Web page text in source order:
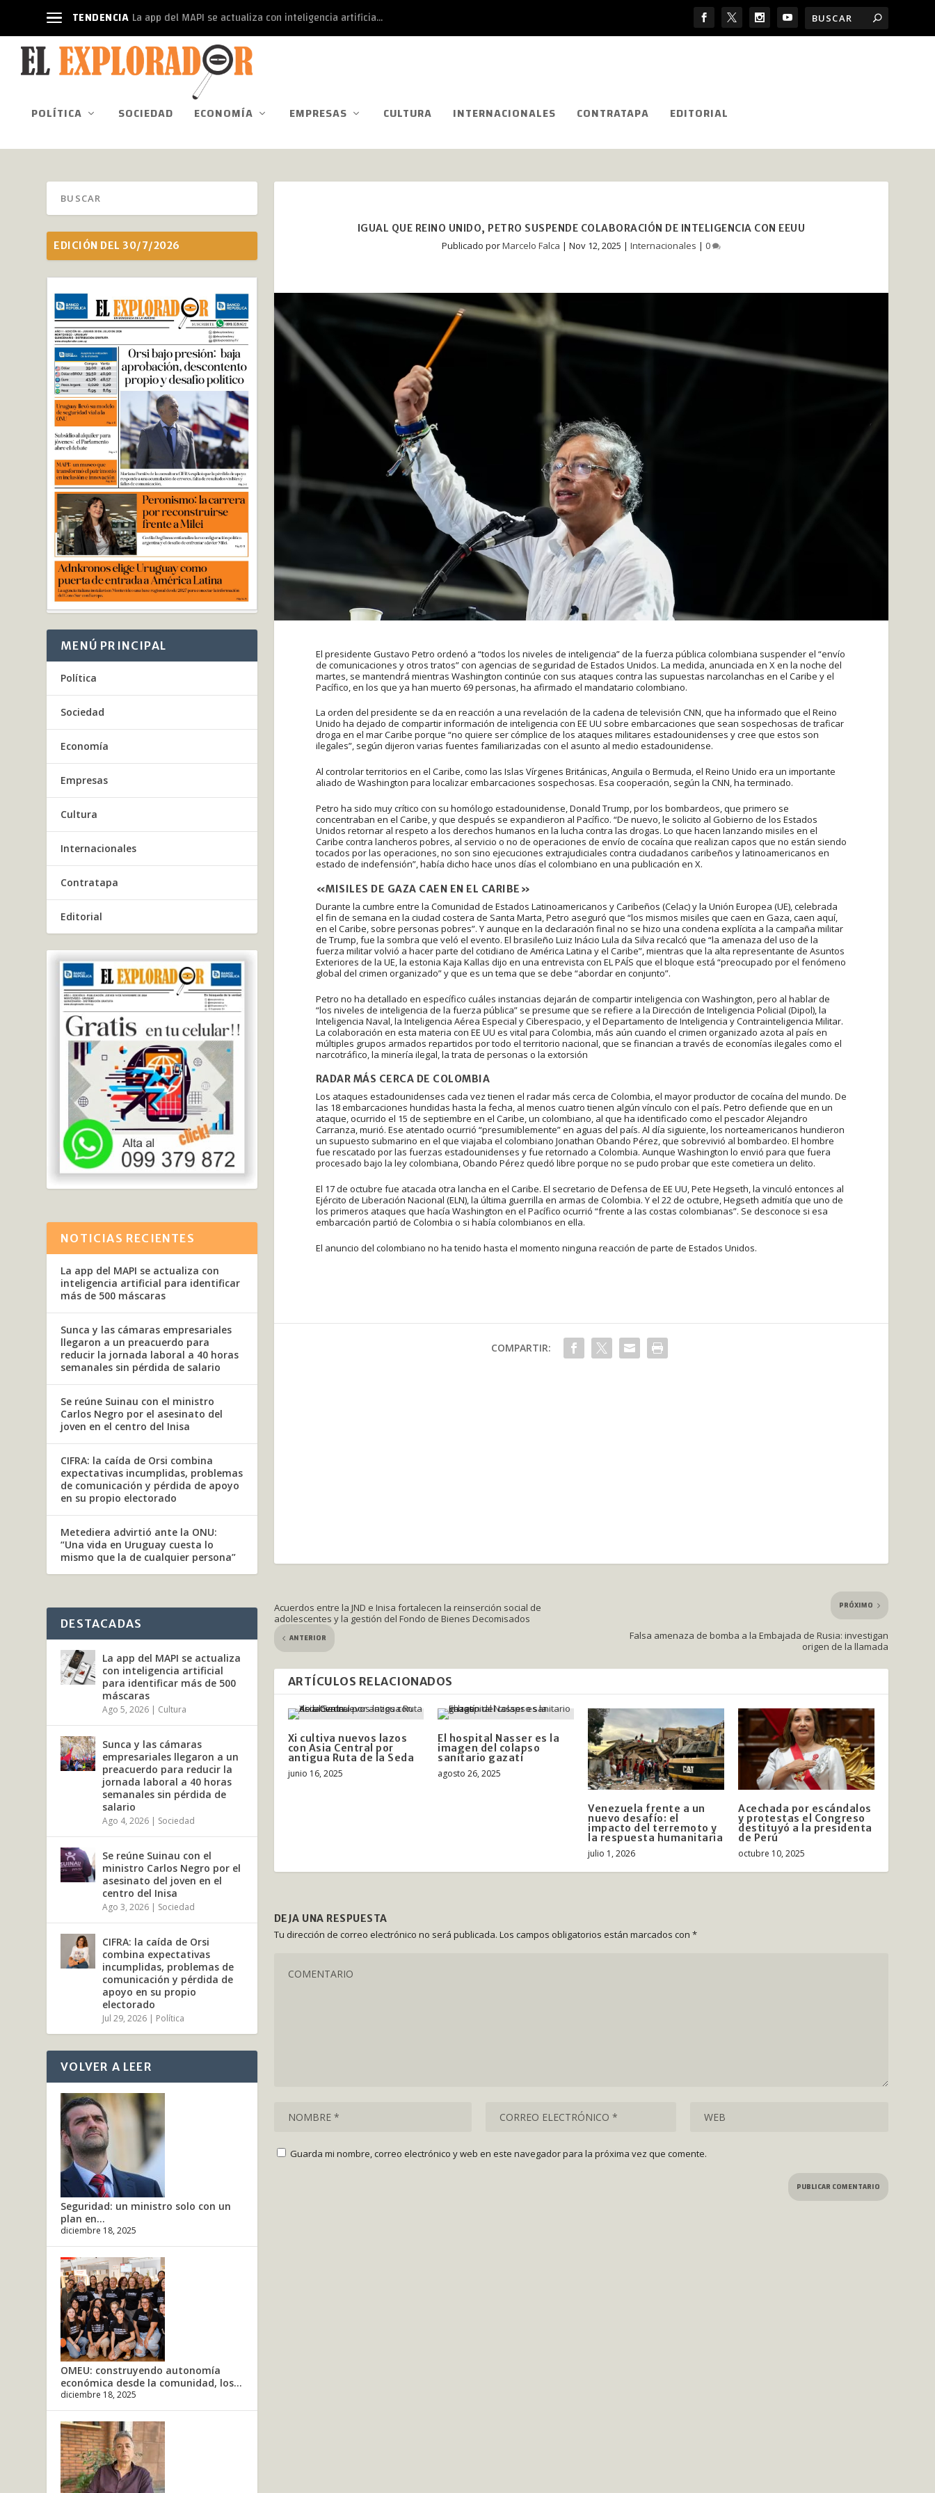
TENDENCIA La app del MAPI se actualiza con inteligencia artificia...
POLÍTICA SOCIEDAD ECONOMÍA EMPRESAS CULTURA INTERNACIONALES CONTRATAPA EDITORIAL
IGUAL QUE REINO UNIDO, PETRO SUSPENDE COLABORACIÓN DE INTELIGENCIA CON EEUU
Publicado porMarcelo Falca | Nov 12, 2025 | Internacionales | 0
El presidente Gustavo Petro ordenó a “todos los niveles de inteligencia” de la fuerza pública colombiana suspender el “envío
de comunicaciones y otros tratos” con agencias de seguridad de Estados Unidos. La medida, anunciada en X en la noche del
martes, se mantendrá mientras Washington continúe con sus ataques contra las supuestas narcolanchas en el Caribe y el
Pacífico, en los que ya han muerto 69 personas, ha afirmado el mandatario colombiano.
La orden del presidente se da en reacción a una revelación de la cadena de televisión CNN, que ha informado que el Reino
Unido ha dejado de compartir información de inteligencia con EE UU sobre embarcaciones que sean sospechosas de traficar
droga en el mar Caribe porque “no quiere ser cómplice de los ataques militares estadounidenses y cree que estos son
ilegales”, según dijeron varias fuentes familiarizadas con el asunto al medio estadounidense.
Al controlar territorios en el Caribe, como las Islas Vírgenes Británicas, Anguila o Bermuda, el Reino Unido era un importante
aliado de Washington para localizar embarcaciones sospechosas. Esa cooperación, según la CNN, ha terminado.
Petro ha sido muy crítico con su homólogo estadounidense, Donald Trump, por los bombardeos, que primero se
concentraban en el Caribe, y que después se expandieron al Pacífico. “De nuevo, le solicito al Gobierno de los Estados
Unidos retornar al respeto a los derechos humanos en la lucha contra las drogas. Lo que hacen lanzando misiles en el
Caribe contra lancheros pobres, al servicio o no de operaciones de envío de cocaína que realizan capos que no están siendo
tocados por las operaciones, no son sino ejecuciones extrajudiciales contra ciudadanos caribeños y latinoamericanos en
estado de indefensión”, había dicho hace unos días el colombiano en una publicación en X.
«MISILES DE GAZA CAEN EN EL CARIBE»
Durante la cumbre entre la Comunidad de Estados Latinoamericanos y Caribeños (Celac) y la Unión Europea (UE), celebrada
el fin de semana en la ciudad costera de Santa Marta, Petro aseguró que “los mismos misiles que caen en Gaza, caen aquí,
en el Caribe, sobre personas pobres”. Y aunque en la declaración final no se hizo una condena explícita a la campaña militar
de Trump, fue la sombra que veló el evento. El brasileño Luiz Inácio Lula da Silva recalcó que “la amenaza del uso de la
fuerza militar volvió a hacer parte del cotidiano de América Latina y el Caribe”, mientras que la alta representante de Asuntos
Exteriores de la UE, la estonia Kaja Kallas dijo en una entrevista con EL PAÍS que el bloque está “preocupado por el fenómeno
global del crimen organizado” y que es un tema que se debe “abordar en conjunto”.
Petro no ha detallado en específico cuáles instancias dejarán de compartir inteligencia con Washington, pero al hablar de
“los niveles de inteligencia de la fuerza pública” se presume que se refiere a la Dirección de Inteligencia Policial (Dipol), la
Inteligencia Naval, la Inteligencia Aérea Especial y Ciberespacio, y el Departamento de Inteligencia y Contrainteligencia Militar.
La colaboración en esta materia con EE UU es vital para Colombia, más aún cuando el crimen organizado azota al país en
múltiples grupos armados repartidos por todo el territorio nacional, que se financian a través de economías ilegales como el
narcotráfico, la minería ilegal, la trata de personas o la extorsión
RADAR MÁS CERCA DE COLOMBIA
Los ataques estadounidenses cada vez tienen el radar más cerca de Colombia, el mayor productor de cocaína del mundo. De
las 18 embarcaciones hundidas hasta la fecha, al menos cuatro tienen algún vínculo con el país. Petro defiende que en un
ataque, ocurrido el 15 de septiembre en el Caribe, un colombiano, al que ha identificado como el pescador Alejandro
Carranza, murió. Ese atentado ocurrió “presumiblemente” en aguas del país. Al día siguiente, los norteamericanos hundieron
un supuesto submarino en el que viajaba el colombiano Jonathan Obando Pérez, que sobrevivió al bombardeo. El hombre
fue rescatado por las fuerzas estadounidenses y fue retornado a Colombia. Aunque Washington lo envió para que fuera
procesado bajo la ley colombiana, Obando Pérez quedó libre porque no se pudo probar que este cometiera un delito.
El 17 de octubre fue atacada otra lancha en el Caribe. El secretario de Defensa de EE UU, Pete Hegseth, la vinculó entonces al
Ejército de Liberación Nacional (ELN), la última guerrilla en armas de Colombia. Y el 22 de octubre, Hegseth admitía que uno de
los primeros ataques que hacía Washington en el Pacífico ocurrió “frente a las costas colombianas”. Se desconoce si esa
embarcación partió de Colombia o si había colombianos en ella.
El anuncio del colombiano no ha tenido hasta el momento ninguna reacción de parte de Estados Unidos.
COMPARTIR:
Acuerdos entre la JND e Inisa fortalecen la reinserción social de
adolescentes y la gestión del Fondo de Bienes Decomisados
ANTERIOR
PRÓXIMO
Falsa amenaza de bomba a la Embajada de Rusia: investigan
origen de la llamada
ARTÍCULOS RELACIONADOS
Xi cultiva nuevos lazos
con Asia Central por
antigua Ruta de la Seda
junio 16, 2025
El hospital Nasser es la
imagen del colapso
sanitario gazatí
agosto 26, 2025
Venezuela frente a un
nuevo desafío: el
impacto del terremoto y
la respuesta humanitaria
julio 1, 2026
Acechada por escándalos
y protestas el Congreso
destituyó a la presidenta
de Perú
octubre 10, 2025
DEJA UNA RESPUESTA
Tu dirección de correo electrónico no será publicada. Los campos obligatorios están marcados con *
Guarda mi nombre, correo electrónico y web en este navegador para la próxima vez que comente.
EDICIÓN DEL 30/7/2026
MENÚ PRINCIPAL
Política
Sociedad
Economía
Empresas
Cultura
Internacionales
Contratapa
Editorial
NOTICIAS RECIENTES
La app del MAPI se actualiza con
inteligencia artificial para identificar
más de 500 máscaras
Sunca y las cámaras empresariales
llegaron a un preacuerdo para
reducir la jornada laboral a 40 horas
semanales sin pérdida de salario
Se reúne Suinau con el ministro
Carlos Negro por el asesinato del
joven en el centro del Inisa
CIFRA: la caída de Orsi combina
expectativas incumplidas, problemas
de comunicación y pérdida de apoyo
en su propio electorado
Metediera advirtió ante la ONU:
“Una vida en Uruguay cuesta lo
mismo que la de cualquier persona”
DESTACADAS
La app del MAPI se actualiza
con inteligencia artificial
para identificar más de 500
máscaras
Ago 5, 2026 | Cultura
Sunca y las cámaras
empresariales llegaron a un
preacuerdo para reducir la
jornada laboral a 40 horas
semanales sin pérdida de
salario
Ago 4, 2026 | Sociedad
Se reúne Suinau con el
ministro Carlos Negro por el
asesinato del joven en el
centro del Inisa
Ago 3, 2026 | Sociedad
CIFRA: la caída de Orsi
combina expectativas
incumplidas, problemas de
comunicación y pérdida de
apoyo en su propio
electorado
Jul 29, 2026 | Política
VOLVER A LEER
Seguridad: un ministro solo con un
plan en...
diciembre 18, 2025
OMEU: construyendo autonomía
económica desde la comunidad, los...
diciembre 18, 2025